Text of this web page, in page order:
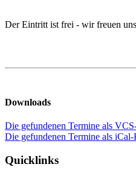
Der Eintritt ist frei - wir freuen
Downloads
Die gefundenen Termine als
Die gefundenen Termine als
Quicklinks